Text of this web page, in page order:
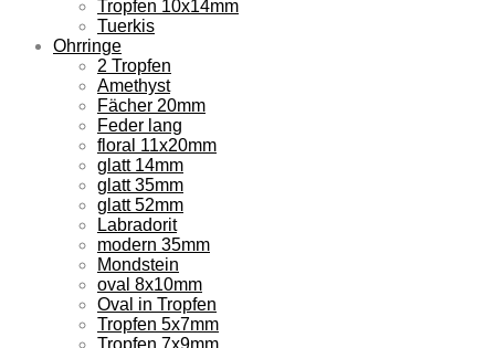
Tropfen 10x14mm
Tuerkis
Ohrringe
2 Tropfen
Amethyst
Fächer 20mm
Feder lang
floral 11x20mm
glatt 14mm
glatt 35mm
glatt 52mm
Labradorit
modern 35mm
Mondstein
oval 8x10mm
Oval in Tropfen
Tropfen 5x7mm
Tropfen 7x9mm